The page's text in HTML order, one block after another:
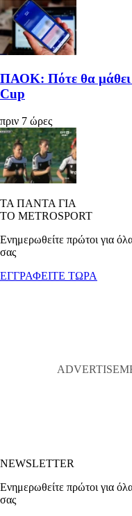
ΠΑΟΚ: Πότε θα μάθει
Cup
πριν 7 ώρες
ΤΑ ΠΑΝΤΑ ΓΙΑ
ΤΟ METROSPORT
Ενημερωθείτε πρώτοι για
σας
ΕΓΓΡΑΦΕΙΤΕ ΤΩΡΑ
NEWSLETTER
Ενημερωθείτε πρώτοι για
σας